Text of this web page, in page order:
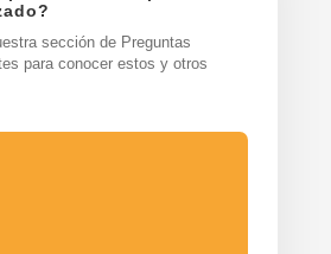
sección de Preguntas
para conocer estos y otros